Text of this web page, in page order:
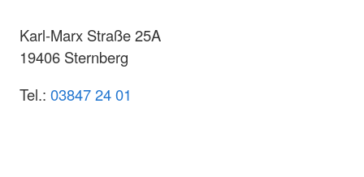
Karl-Marx Straße 25A
19406 Sternberg
Tel.: 03847 24 01